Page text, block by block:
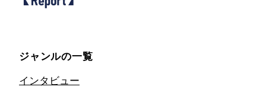
ジャンルの一覧
インタビュー